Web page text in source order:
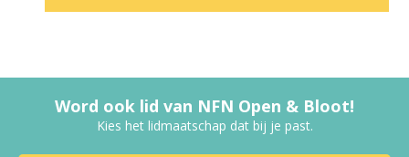
Word ook lid van NFN Open & Bloot!
Kies het lidmaatschap dat bij je past.